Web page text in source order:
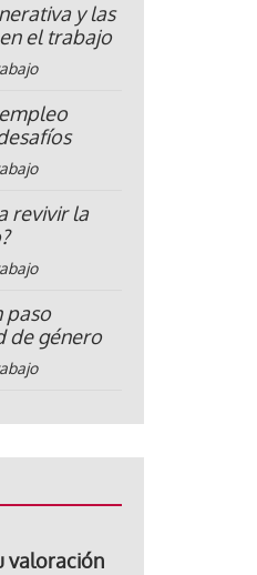
y las
el trabajo
revivir la
paso
de género
valoración